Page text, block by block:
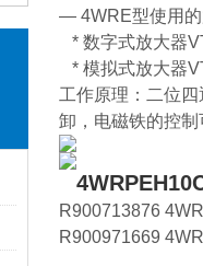
— 4WRE型使用的
* 数字式放大器
* 模拟式放大器
工作原理：二位
卸，电磁铁的控
R900713876
R900971669